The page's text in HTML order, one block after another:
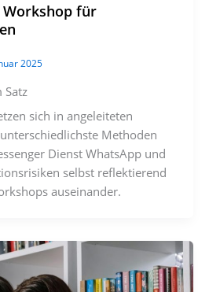
Workshop für
2025
Satz
sich in angeleiteten
Methoden
Dienst WhatsApp und
selbst reflektierend
auseinander.